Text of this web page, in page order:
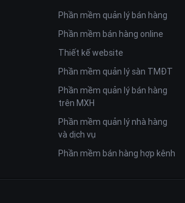
Phần mềm quản lý bán hàng
Phần mềm bán hàng online
Thiết kế website
Phần mềm quản lý sàn TMĐT
Phần mềm quản lý bán hàng
trên MXH
Phần mềm quản lý nhà hàng
và dịch vụ
Phần mềm bán hàng hợp kênh